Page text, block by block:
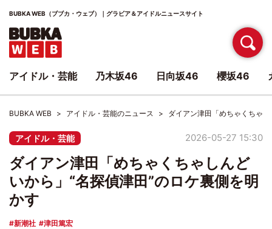
BUBKA WEB（ブブカ・ウェブ）｜グラビア＆アイドルニュースサイト
BUBKA WEB アイドル・芸能のニュース ダイアン津田「めちゃくちゃ
アイドル・芸能 2026-05-27 15:30
ダイアン津田「めちゃくちゃしんど
いから」“名探偵津田”のロケ裏側を明
かす
新潮社
津田篤宏
アイドル・芸能 乃木坂46 日向坂46 櫻坂46